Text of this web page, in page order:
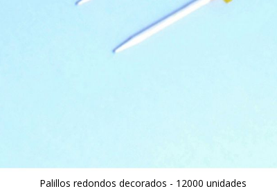
Palillos redondos decorados - 12000 unidades